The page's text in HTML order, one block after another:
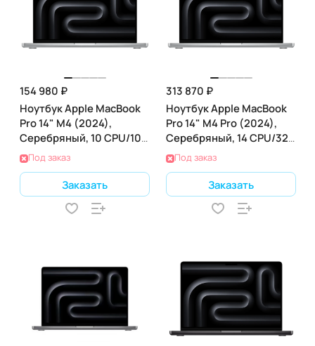
154 980 ₽
Ноутбук Apple MacBook
Pro 14" M4 (2024),
Серебряный, 10 CPU/10
GPU, 16 RAM 1 ТБ SSD,
(MW2X3)
Под заказ
Заказать
313 870 ₽
Ноутбук Apple MacBook
Pro 14" M4 Pro (2024),
Серебряный, 14 CPU/32
GPU, 36 RAM 1ТБ SSD
Под заказ
Заказать